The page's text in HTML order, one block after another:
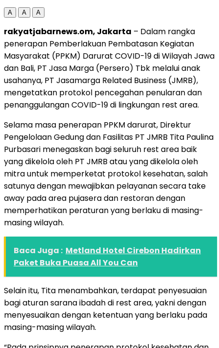
A A A
rakyatjabarnews.om, Jakarta – Dalam rangka
penerapan Pemberlakuan Pembatasan Kegiatan
Masyarakat (PPKM) Darurat COVID-19 di Wilayah Jawa
dan Bali, PT Jasa Marga (Persero) Tbk melalui anak
usahanya, PT Jasamarga Related Business (JMRB),
mengetatkan protokol pencegahan penularan dan
penanggulangan COVID-19 di lingkungan rest area.
Selama masa penerapan PPKM darurat, Direktur
Pengelolaan Gedung dan Fasilitas PT JMRB Tita Paulina
Purbasari menegaskan bagi seluruh rest area baik
yang dikelola oleh PT JMRB atau yang dikelola oleh
mitra untuk memperketat protokol kesehatan, salah
satunya dengan mewajibkan pelayanan secara take
away pada area pujasera dan restoran dengan
memperhatikan peraturan yang berlaku di masing-
masing wilayah.
Baca Juga : Metland Hotel Cirebon Hadirkan
Paket Buka Puasa All You Can
Selain itu, Tita menambahkan, terdapat penyesuaian
bagi aturan sarana ibadah di rest area, yakni dengan
menyesuaikan dengan ketentuan yang berlaku pada
masing-masing wilayah.